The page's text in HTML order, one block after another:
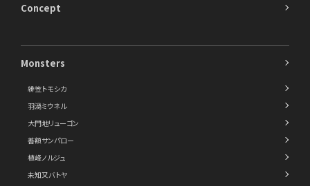
Concept
Monsters
緋笠トモシカ
羽渦ミウネル
大門地リューゴン
善額サンパロー
植峰ノルジュ
未知又バトヤ